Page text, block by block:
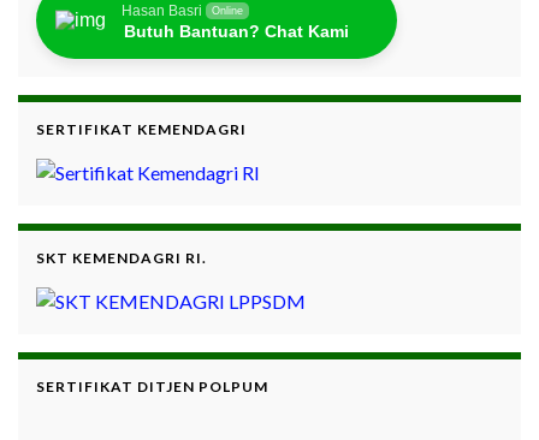
Hasan Basri Online
Butuh Bantuan? Chat Kami
SERTIFIKAT KEMENDAGRI
SKT KEMENDAGRI RI.
SERTIFIKAT DITJEN POLPUM